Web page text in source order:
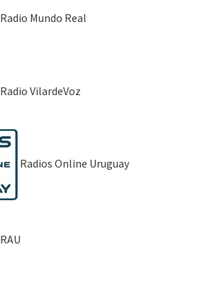
Radio Mundo Real
Radio VilardeVoz
Radios Online Uruguay
RAU